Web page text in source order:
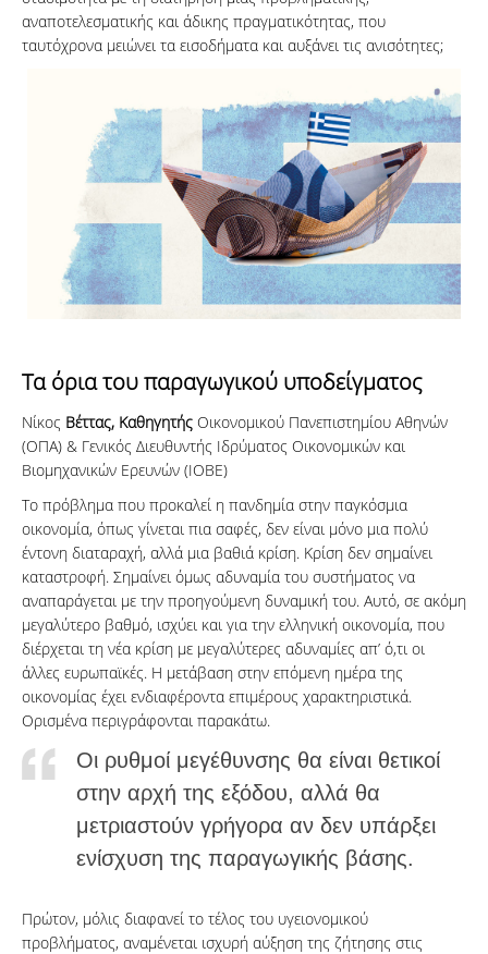
αναποτελεσματικής και άδικης πραγματικότητας, που
ταυτόχρονα μειώνει τα εισοδήματα και αυξάνει τις ανισότητες;
Τα όρια του παραγωγικού υποδείγματος
Νίκος Βέττας, Καθηγητής Οικονομικού Πανεπιστημίου Αθηνών
(ΟΠΑ) & Γενικός Διευθυντής Ιδρύματος Οικονομικών και
Βιομηχανικών Ερευνών (ΙΟΒΕ)
Το πρόβλημα που προκαλεί η πανδημία στην παγκόσμια
οικονομία, όπως γίνεται πια σαφές, δεν είναι μόνο μια πολύ
έντονη διαταραχή, αλλά μια βαθιά κρίση. Κρίση δεν σημαίνει
καταστροφή. Σημαίνει όμως αδυναμία του συστήματος να
αναπαράγεται με την προηγούμενη δυναμική του. Αυτό, σε ακόμη
μεγαλύτερο βαθμό, ισχύει και για την ελληνική οικονομία, που
διέρχεται τη νέα κρίση με μεγαλύτερες αδυναμίες απ’ ό,τι οι
άλλες ευρωπαϊκές. Η μετάβαση στην επόμενη ημέρα της
οικονομίας έχει ενδιαφέροντα επιμέρους χαρακτηριστικά.
Ορισμένα περιγράφονται παρακάτω.
Οι ρυθμοί μεγέθυνσης θα είναι θετικοί
στην αρχή της εξόδου, αλλά θα
μετριαστούν γρήγορα αν δεν υπάρξει
ενίσχυση της παραγωγικής βάσης.
Πρώτον, μόλις διαφανεί το τέλος του υγειονομικού
προβλήματος, αναμένεται ισχυρή αύξηση της ζήτησης στις